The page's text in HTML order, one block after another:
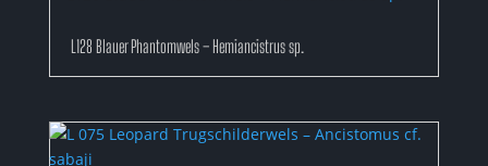
L128 Blauer Phantomwels – Hemiancistrus sp.